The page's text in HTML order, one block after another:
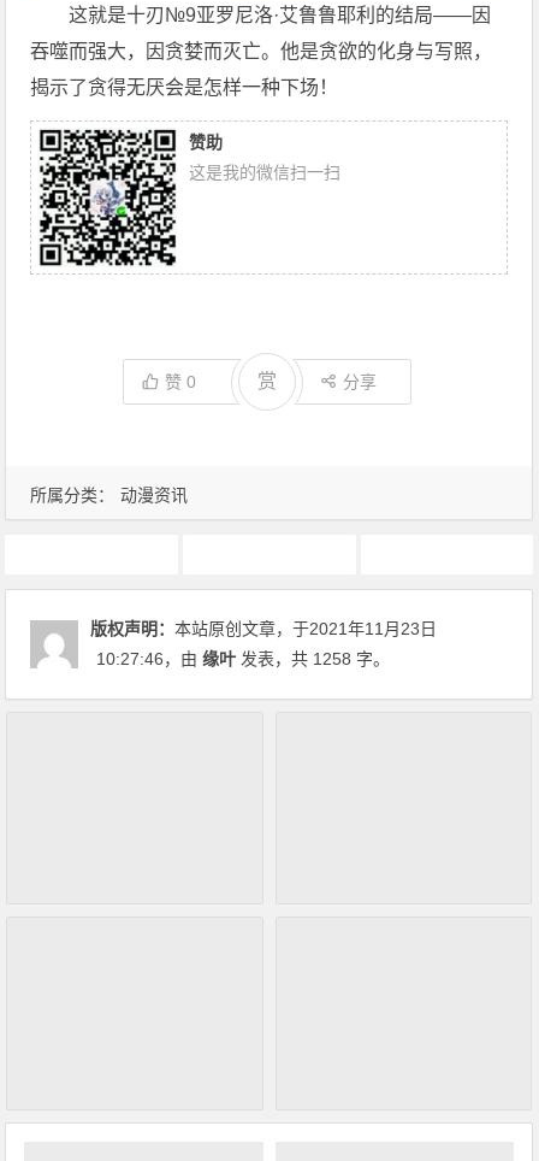
所属分类： 动漫资讯
这就是十刃№9亚罗尼洛·艾鲁鲁耶利的结局——因
吞噬而强大，因贪婪而灭亡。他是贪欲的化身与写照，
揭示了贪得无厌会是怎样一种下场！
赞助
这是我的微信扫一扫
赞0 赏 分享
版权声明：本站原创文章，于2021年11月23日
10:27:46，由缘叶 发表，共 1258 字。